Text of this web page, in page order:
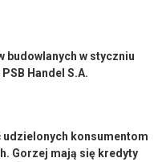
budowlanych w styczniu
Handel S.A.
udzielonych konsumentom
Gorzej mają się kredyty